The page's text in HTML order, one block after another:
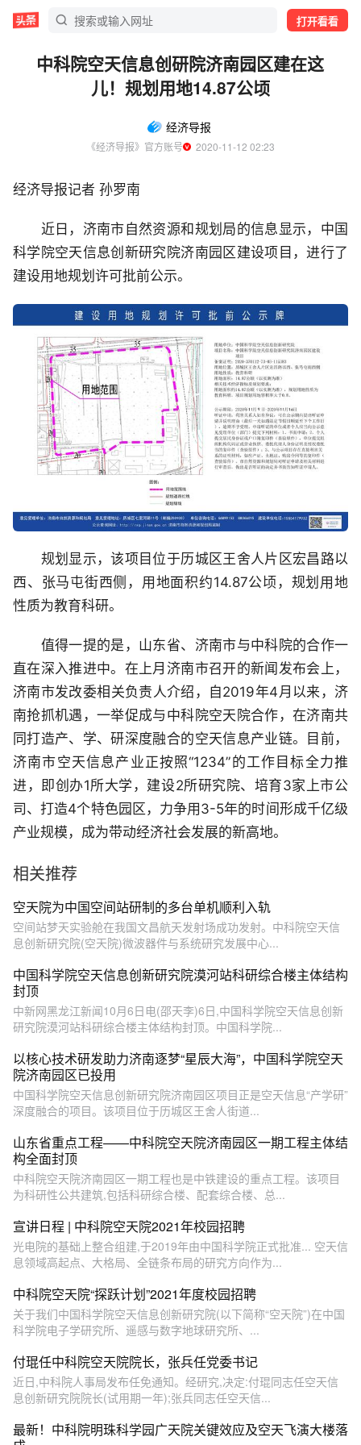
打开看看
中科院空天信息创研院济南园区建在这
儿！规划用地14.87公顷
经济导报
《经济导报》官方账号
  2020-11-12 02:23
经济导报记者 孙罗南
近日，济南市自然资源和规划局的信息显示，中国
科学院空天信息创新研究院济南园区建设项目，进行了
建设用地规划许可批前公示。
规划显示，该项目位于历城区王舍人片区宏昌路以
西、张马屯街西侧，用地面积约14.87公顷，规划用地
性质为教育科研。
值得一提的是，山东省、济南市与中科院的合作一
直在深入推进中。在上月济南市召开的新闻发布会上，
济南市发改委相关负责人介绍，自2019年4月以来，济
南抢抓机遇，一举促成与中科院空天院合作，在济南共
同打造产、学、研深度融合的空天信息产业链。目前，
济南市空天信息产业正按照“1234”的工作目标全力推
进，即创办1所大学，建设2所研究院、培育3家上市公
司、打造4个特色园区，力争用3-5年的时间形成千亿级
产业规模，成为带动经济社会发展的新高地。
相关推荐
空天院为中国空间站研制的多台单机顺利入轨
空间站梦天实验舱在我国文昌航天发射场成功发射。中科院空天信
息创新研究院(空天院)微波器件与系统研究发展中心...
中国科学院空天信息创新研究院漠河站科研综合楼主体结构
封顶
中新网黑龙江新闻10月6日电(邵天李)6日,中国科学院空天信息创新
研究院漠河站科研综合楼主体结构封顶。中国科学院...
以核心技术研发助力济南逐梦“星辰大海”，中国科学院空天
院济南园区已投用
中国科学院空天信息创新研究院济南园区项目正是空天信息“产学研”
深度融合的项目。该项目位于历城区王舍人街道...
山东省重点工程——中科院空天院济南园区一期工程主体结
构全面封顶
中科院空天院济南园区一期工程也是中铁建设的重点工程。该项目
为科研性公共建筑,包括科研综合楼、配套综合楼、总...
宣讲日程 | 中科院空天院2021年校园招聘
光电院的基础上整合组建,于2019年由中国科学院正式批准... 空天信
息领域高起点、大格局、全链条布局的研究方向作为...
中科院空天院“探跃计划”2021年度校园招聘
关于我们中国科学院空天信息创新研究院(以下简称“空天院”)在中国
科学院电子学研究所、遥感与数字地球研究所、...
付琨任中科院空天院院长，张兵任党委书记
近日,中科院人事局发布任免通知。经研究,决定:付琨同志任空天信
息创新研究院院长(试用期一年);张兵同志任空天信...
最新！中科院明珠科学园广天院关键效应及空天飞演大楼落